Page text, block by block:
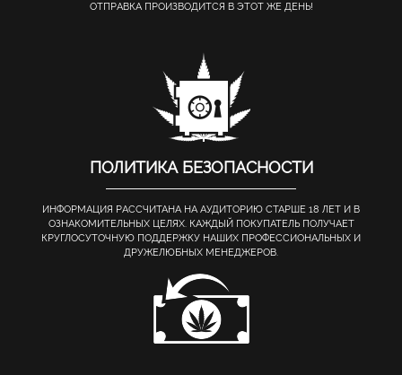
ОТПРАВКА ПРОИЗВОДИТСЯ В ЭТОТ ЖЕ ДЕНЬ!
ПОЛИТИКА БЕЗОПАСНОСТИ
ИНФОРМАЦИЯ РАССЧИТАНА НА АУДИТОРИЮ СТАРШЕ 18 ЛЕТ И В
ОЗНАКОМИТЕЛЬНЫХ ЦЕЛЯХ. КАЖДЫЙ ПОКУПАТЕЛЬ ПОЛУЧАЕТ
КРУГЛОСУТОЧНУЮ ПОДДЕРЖКУ НАШИХ ПРОФЕССИОНАЛЬНЫХ И
ДРУЖЕЛЮБНЫХ МЕНЕДЖЕРОВ.